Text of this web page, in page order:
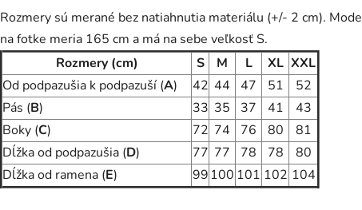
Rozmery sú merané bez natiahnutia materiálu (+/- 2 cm).
na fotke meria 165 cm a má na sebe veľkosť S.
Rozmery (cm)
S M L XL XXL
Od podpazušia k podpazuší (A) 42 44 47 51
52
Pás (B) 33 35 37 41
43
Boky (C) 72 74 76 80
81
Dĺžka od podpazušia (D) 77 77 78 78
80
Dĺžka od ramena (E) 99 100 101 102 104